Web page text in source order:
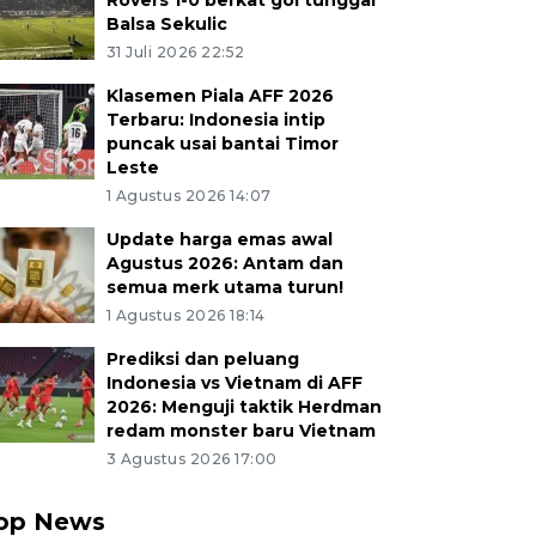
Balsa Sekulic
31 Juli 2026 22:52
Klasemen Piala AFF 2026
Terbaru: Indonesia intip
puncak usai bantai Timor
Leste
1 Agustus 2026 14:07
Update harga emas awal
Agustus 2026: Antam dan
semua merk utama turun!
1 Agustus 2026 18:14
Prediksi dan peluang
Indonesia vs Vietnam di AFF
2026: Menguji taktik Herdman
redam monster baru Vietnam
3 Agustus 2026 17:00
News